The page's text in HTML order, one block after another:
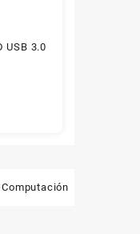
Computación